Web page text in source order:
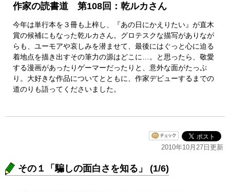
作家の読書道 第108回：乾ルカさん
今年は単行本を３冊も上梓し、『あの日にかえりたい』が直木
賞の候補にもなった乾ルカさん。グロテスクな描写がありなが
らも、ユーモアや哀しみを潜ませて、最後にはぐっと心に迫る
着地点を描き出すその筆力の源はどこに…。と思ったら、敬愛
する漫画があったりゲーマーだったりと、意外な面がたっぷ
り。大好きな作品についてとともに、作家デビューするまでの
道のりも語ってくださいました。
2010年10月27日更新
その１「騙しの面白さを知る」 (1/6)